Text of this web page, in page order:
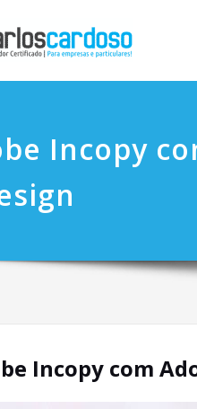
Incopy
Incopy com